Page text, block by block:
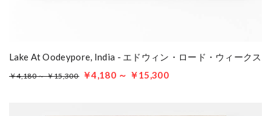
Lake At Oodeypore, India - エドウィン・ロード・ウィークス
￥4,180 ～ ￥15,300 ￥4,180 ～ ￥15,300